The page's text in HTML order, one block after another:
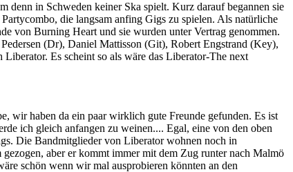
denn in Schweden keiner Ska spielt. Kurz darauf begannen sie
die langsam anfing Gigs zu spielen. Als natürliche
von Burning Heart und sie wurden unter Vertrag genommen.
(Dr), Daniel Mattisson (Git), Robert Engstrand (Key),
Es scheint so als wäre das Liberator-The next
wir haben da ein paar wirklich gute Freunde gefunden. Es ist
ich gleich anfangen zu weinen.... Egal, eine von den oben
Die Bandmitglieder von Liberator wohnen noch in
aber er kommt immer mit dem Zug runter nach Malmö
schön wenn wir mal ausprobieren könnten an den